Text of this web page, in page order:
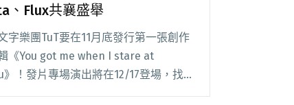
、Flux共襄盛舉
字樂團TuT要在11月底發行第一張創作
《You got me when I stare at
》！發片專場演出將在12/17登場，找了
U.ta屋塔及Flux前來助陣，數位版本也